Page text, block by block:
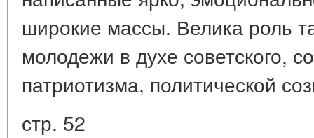
широкие массы. Велика роль
молодежи в духе советского,
патриотизма, политической
стр. 52